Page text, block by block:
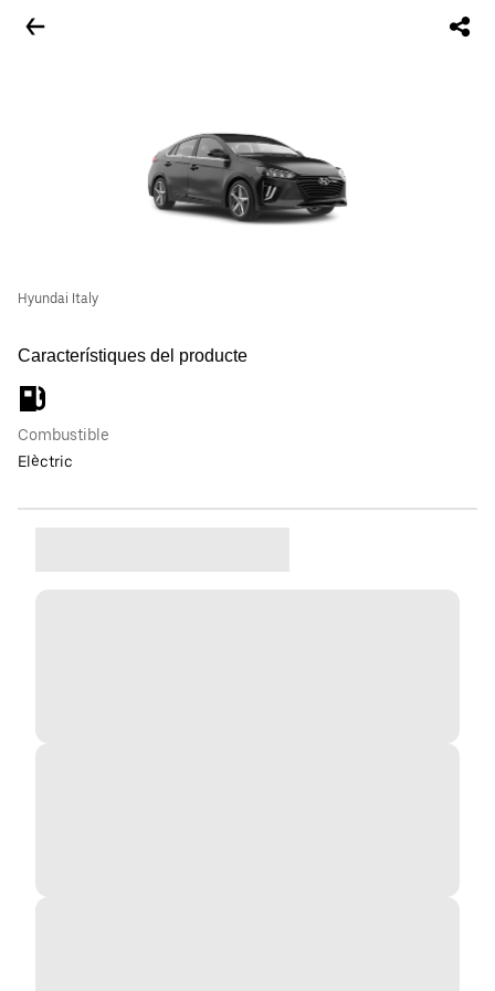
Hyundai Italy
Característiques del producte
Combustible
Elèctric